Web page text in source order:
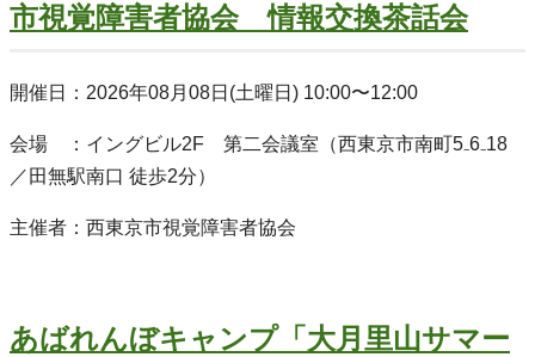
市視覚障害者協会 情報交換茶話会
開催日：2026年08月08日(土曜日) 10:00〜12:00
会場 ：イングビル2F 第二会議室（西東京市南町5₋6₋18
／田無駅南口 徒歩2分）
主催者：西東京市視覚障害者協会
あばれんぼキャンプ「大月里山サマー